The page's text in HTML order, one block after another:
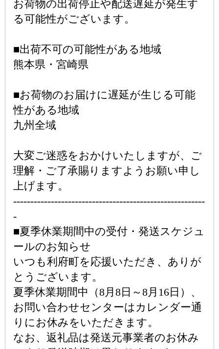
お荷物の出荷停止や配送遅延が発生す
る可能性がございます。
■出荷不可の可能性がある地域
熊本県・宮崎県
■お荷物のお届けに遅延が生じる可能
性がある地域
九州全域
大変ご迷惑をおかけいたしますが、ご
理解・ご了承賜りますようお願い申し
上げます。
--------------------------------------------------------
-
■夏季休業期間中の受付・発送スケジュ
ールのお知らせ
いつも利府町を応援いただき、ありが
とうございます。
夏季休業期間中（8月8日～8月16日）、
お問い合わせセンターはカレンダー通
りにお休みをいただきます。
なお、返礼品は発送元事業者のお休み